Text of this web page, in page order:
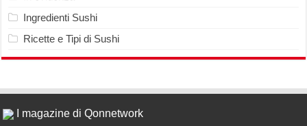
Ingredienti Sushi
Ricette e Tipi di Sushi
I magazine di Qonnetwork